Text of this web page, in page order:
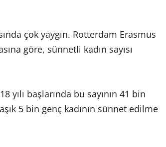
çok yaygın. Rotterdam Erasmus
göre, sünnetli kadın sayısı
yılı başlarında bu sayının 41 bin
5 bin genç kadının sünnet edilme